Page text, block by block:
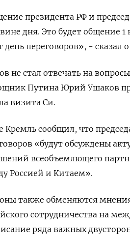
президента РФ и
дня. Это будет общение
день переговоров», - сказал
не стал отвечать на
Путина Юрий Ушаков
визита Си.
Кремль сообщил, что
«будут обсуждены
всеобъемлющего
Россией и Китаем».
также обменяются
сотрудничества на
ряда важных